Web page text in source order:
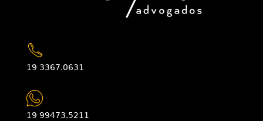
19 3367.0631
19 99473.5211